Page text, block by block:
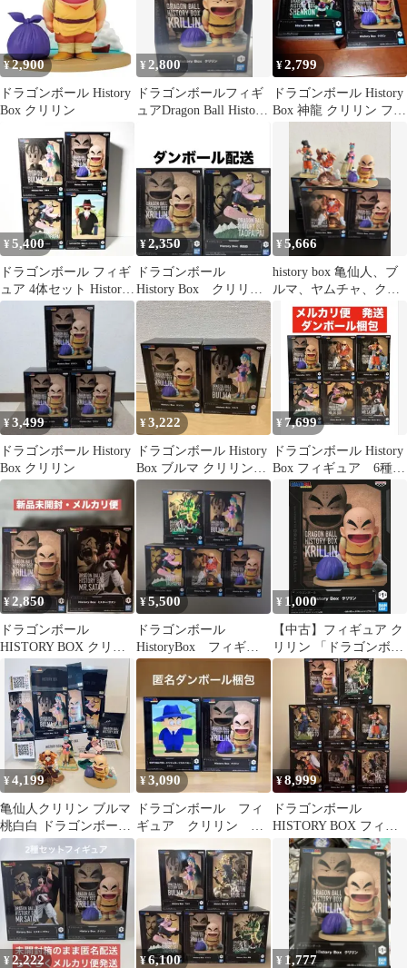
¥2,900
ドラゴンボール History
Box クリリン
¥ 2,800
ドラゴンボールフィギ
ュアDragon Ball History
¥2,799
ドラゴンボール History
Box 神龍 クリリン フィ
¥5,400
ドラゴンボール フィギ
ュア 4体セット History
Box 未開封
¥2,350
ドラゴンボール
History Box クリリ
ン 桃白白 フィギュ
ア
¥5,666
history box 亀仙人、ブ
ルマ、ヤムチャ、クリ
リン
¥3,499
ドラゴンボール History
Box クリリン
¥3,222
ドラゴンボール History
Box ブルマ クリリン
セット
¥ 7,699
ドラゴンボール History
Box フィギュア 6種セ
ット
¥2,850
ドラゴンボール
HISTORY BOX クリリ
ン ミスターサタン
¥5,500
ドラゴンボール
HistoryBox フィギュ
ア 5種
¥ 1,000
【中古】フィギュア ク
リリン 「ドラゴンボー
ル」 History Box クリリ
¥4,199
亀仙人クリリン ブルマ
桃白白 ドラゴンボール
HistoryBox まとめ売り
¥3,090
ドラゴンボール フィ
ギュア クリリン
sofvimates historybox
¥8,999
ドラゴンボール
HISTORY BOX フィギ
ュア 8種セット
¥2,222 ¥6,100 ¥ 1,777